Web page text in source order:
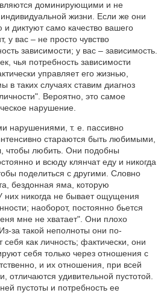
доминирующими и не
жизни. Если же они
диктуют само качество вашего
у вас – не просто чувство
зависимости; у вас – зависимость.
чья потребность зависимости
управляет его жизнью,
в таких случаях ставим диагноз
Вероятно, это самое
нарушение.
нарушениями, т. е. пассивно
стараются быть любимыми,
чтобы любить. Они подобны
и всюду клянчат еду и никогда
поделиться с другими. Словно
бездонная яма, которую
них никогда не бывает ощущения
наоборот, постоянно бьется
мне не хватает". Они плохо
за такой неполноты они по-
как личность; фактически, они
себя только через отношения с
и их отношения, при всей
отличаются удивительной пустотой.
пустоты и потребность ее